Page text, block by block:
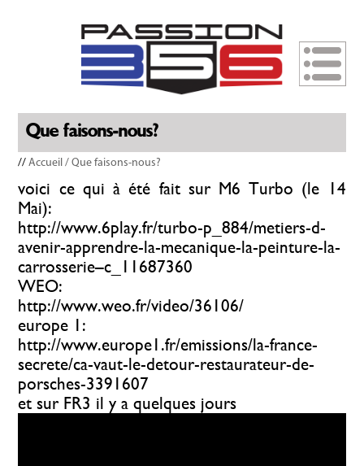
Que faisons-nous?
//Accueil / Que faisons-nous?
voici ce qui à été fait sur M6 Turbo (le 14
Mai):
http://www.6play.fr/turbo-p_884/metiers-d-
avenir-apprendre-la-mecanique-la-peinture-la-
carrosserie–c_11687360
WEO:
http://www.weo.fr/video/36106/
europe 1:
http://www.europe1.fr/emissions/la-france-
secrete/ca-vaut-le-detour-restaurateur-de-
porsches-3391607
et sur FR3 il y a quelques jours